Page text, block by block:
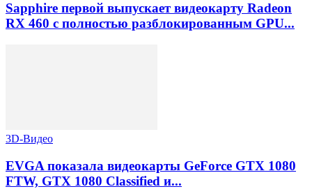
Sapphire первой выпускает видеокарту Radeon
RX 460 с полностью разблокированным GPU...
3D-Видео
EVGA показала видеокарты GeForce GTX 1080
FTW, GTX 1080 Classified и...